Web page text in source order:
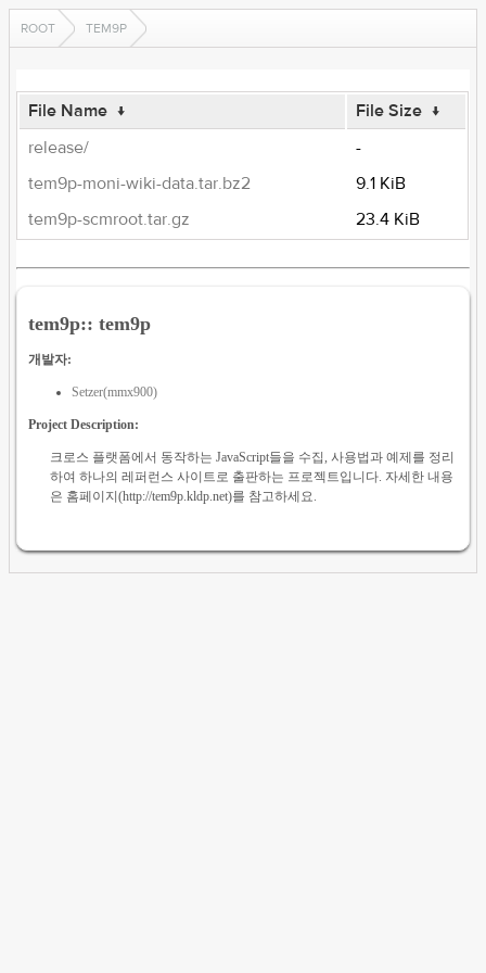
ROOT TEM9P
File Name ↓ File Size ↓
release/
-
tem9p-moni-wiki-data.tar.bz2
9.1 KiB
tem9p-scmroot.tar.gz
23.4 KiB
tem9p:: tem9p
개발자:
Setzer(mmx900)
Project Description:
크로스 플랫폼에서 동작하는 JavaScript들을 수집, 사용법과 예제를 정리
하여 하나의 레퍼런스 사이트로 출판하는 프로젝트입니다. 자세한 내용
은 홈페이지(http://tem9p.kldp.net)를 참고하세요.